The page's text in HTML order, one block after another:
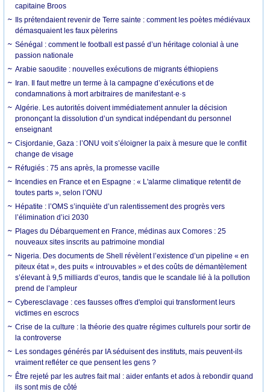
capitaine Broos
Ils prétendaient revenir de Terre sainte : comment les poètes médiévaux
démasquaient les faux pèlerins
Sénégal : comment le football est passé d’un héritage colonial à une
passion nationale
Arabie saoudite : nouvelles exécutions de migrants éthiopiens
Iran. Il faut mettre un terme à la campagne d’exécutions et de
condamnations à mort arbitraires de manifestant·e·s
Algérie. Les autorités doivent immédiatement annuler la décision
prononçant la dissolution d’un syndicat indépendant du personnel
enseignant
Cisjordanie, Gaza : l’ONU voit s’éloigner la paix à mesure que le conflit
change de visage
Réfugiés : 75 ans après, la promesse vacille
Incendies en France et en Espagne : « L'alarme climatique retentit de
toutes parts », selon l’ONU
Hépatite : l’OMS s’inquiète d’un ralentissement des progrès vers
l’élimination d’ici 2030
Plages du Débarquement en France, médinas aux Comores : 25
nouveaux sites inscrits au patrimoine mondial
Nigeria. Des documents de Shell révèlent l’existence d’un pipeline « en
piteux état », des puits « introuvables » et des coûts de démantèlement
s’élevant à 9,5 milliards d’euros, tandis que le scandale lié à la pollution
prend de l’ampleur
Cyberesclavage : ces fausses offres d'emploi qui transforment leurs
victimes en escrocs
Crise de la culture : la théorie des quatre régimes culturels pour sortir de
la controverse
Les sondages générés par IA séduisent des instituts, mais peuvent-ils
vraiment refléter ce que pensent les gens ?
Être rejeté par les autres fait mal : aider enfants et ados à rebondir quand
ils sont mis de côté